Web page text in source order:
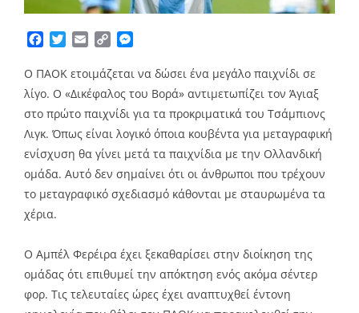
Facebook
TwitterEmailCopy
Ο ΠΑΟΚ ετοιμάζεται να δώσει ένα μεγάλο παιχνίδι σε
λίγo. Ο «Δικέφαλος του Βορά» αντιμετωπίζει τον Άγιαξ
στο πρώτο παιχνίδι για τα προκριματικά του Τσάμπιονς
Λιγκ. Όπως είναι λογικό όποια κουβέντα για μεταγραφική
ενίσχυση θα γίνει μετά τα παιχνίδια με την Ολλανδική
ομάδα. Αυτό δεν σημαίνει ότι οι άνθρωποι που τρέχουν
το μεταγραφικό σχεδιασμό κάθονται με σταυρωμένα τα
χέρια.
Ο Αμπέλ Φερέιρα έχει ξεκαθαρίσει στην διοίκηση της
ομάδας ότι επιθυμεί την απόκτηση ενός ακόμα σέντερ
φορ. Τις τελευταίες ώρες έχει αναπτυχθεί έντονη